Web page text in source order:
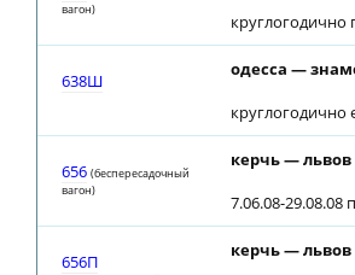
вагон)
круглогодично
638Ш
одесса —
круглогодично
656 (беспересадочный
вагон)
керчь — львов
7.06.08-29.08.08
656П
керчь — львов